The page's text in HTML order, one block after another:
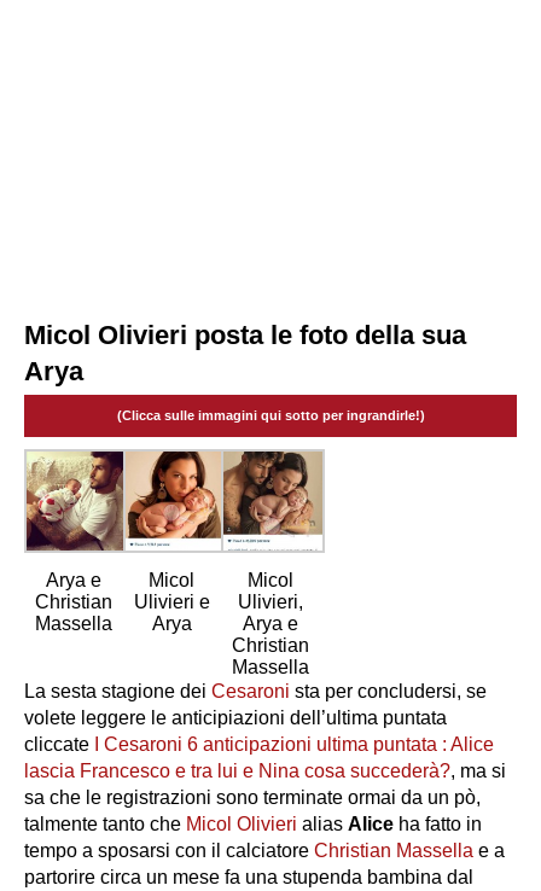
Micol Olivieri posta le foto della sua
Arya
(Clicca sulle immagini qui sotto per ingrandirle!)
Arya e
Christian
Massella
Micol
Ulivieri e
Arya
Micol
Ulivieri,
Arya e
Christian
Massella
La sesta stagione dei Cesaroni sta per concludersi, se
volete leggere le anticipiazioni dell’ultima puntata
cliccate
I Cesaroni 6 anticipazioni ultima puntata : Alice
lascia Francesco e tra lui e Nina cosa succederà?, ma si
sa che le registrazioni sono terminate ormai da un pò,
talmente tanto che Micol Olivieri alias Alice ha fatto in
tempo a sposarsi con il calciatore Christian Massella e a
partorire circa un mese fa una stupenda bambina dal